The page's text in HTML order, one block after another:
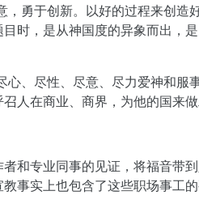
勇于创新。以好的过程来创造
时，是从神国度的异象而出，
、尽性、尽意、尽力爱神和服
人在商业、商界，为他的国来做
和专业同事的见证，将福音带
事实上也包含了这些职场事工的